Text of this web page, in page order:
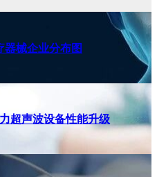
器械企业分布图
超声波设备性能升级